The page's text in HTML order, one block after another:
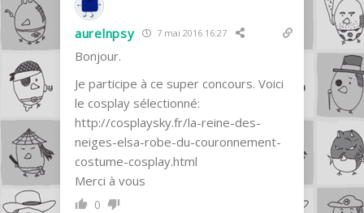
aurelnpsy 7 mai 2016 16:27
Bonjour.
Je participe à ce super concours. Voici
le cosplay sélectionné:
http://cosplaysky.fr/la-reine-des-
neiges-elsa-robe-du-couronnement-
costume-cosplay.html
Merci à vous
0